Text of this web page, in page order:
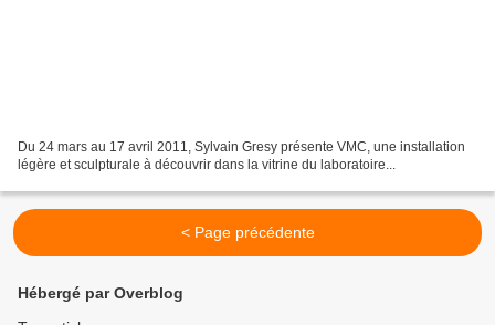
Du 24 mars au 17 avril 2011, Sylvain Gresy présente VMC, une installation
légère et sculpturale à découvrir dans la vitrine du laboratoire...
< Page précédente
Hébergé par Overblog